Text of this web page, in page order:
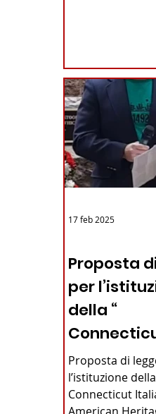
Proposta
per
della “
Italian-
Heritage
Proposta di
l’istituzione della “
Connecticut
American
17 feb 2025